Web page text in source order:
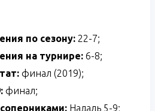
по сезону: 22-7;
на турнире: 6-8;
финал (2019);
финал;
Надаль 5-9;